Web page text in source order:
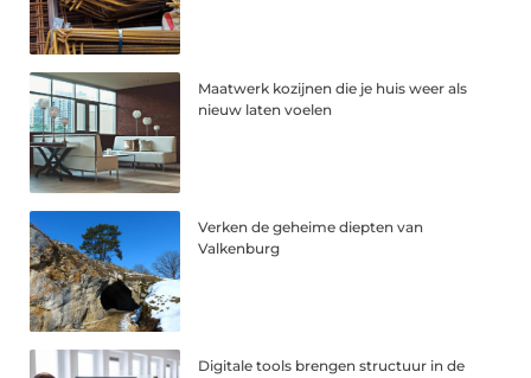
Maatwerk kozijnen die je huis weer als
nieuw laten voelen
Verken de geheime diepten van
Valkenburg
Digitale tools brengen structuur in de